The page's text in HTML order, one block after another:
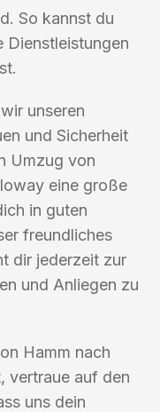
So kannst du
Dienstleistungen
unseren
und Sicherheit
Umzug von
eine große
in guten
freundliches
dir jederzeit zur
und Anliegen zu
Hamm nach
vertraue auf den
uns dein